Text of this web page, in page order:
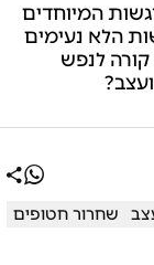
המיוחדים
הלא נעימים
לנפש
שחרור חטופים